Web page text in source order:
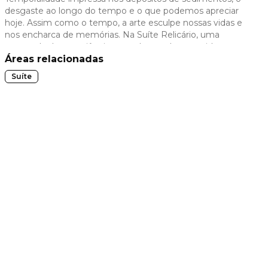
slide
slide
desgaste ao longo do tempo e o que podemos apreciar
hoje. Assim como o tempo, a arte esculpe nossas vidas e
nos encharca de memórias. Na Suíte Relicário, uma
retomada de consciência para a busca de uma vida com
mais significado.
Áreas relacionadas
Suíte